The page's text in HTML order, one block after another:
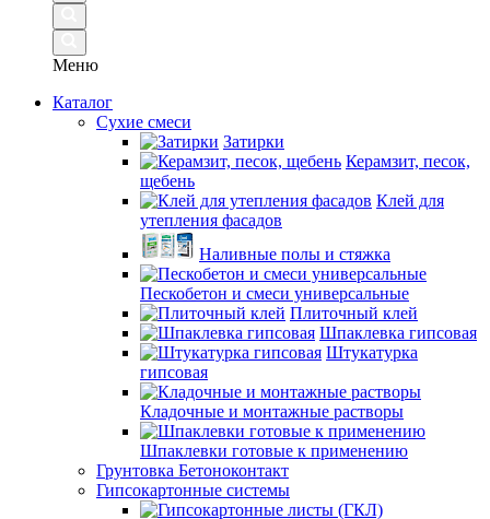
Меню
Каталог
Сухие смеси
Затирки
Керамзит, песок,
щебень
Клей для
утепления фасадов
Наливные полы и стяжка
Пескобетон и смеси универсальные
Плиточный клей
Шпаклевка гипсовая
Штукатурка
гипсовая
Кладочные и монтажные растворы
Шпаклевки готовые к применению
Грунтовка Бетоноконтакт
Гипсокартонные системы